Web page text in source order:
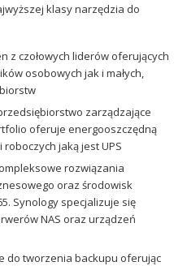
klasy narzędzia do
z czołowych liderów oferujących
osobowych jak i małych,
zarządzające
oferuje energooszczędną
jaką jest UPS
rozwiązania
oraz środowisk
Synology specjalizuje się
NAS oraz urządzeń
do tworzenia backupu oferując